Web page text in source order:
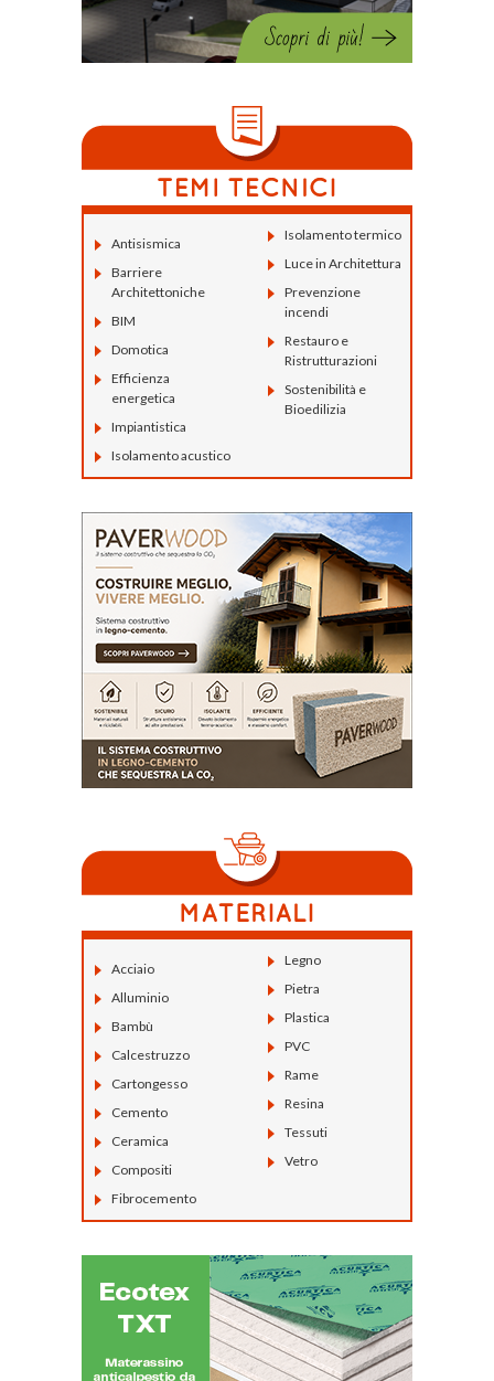
Antisismica
Barriere
Architettoniche
BIM
Domotica
Efficienza
energetica
Impiantistica
Isolamento acustico
Isolamento termico
Luce in Architettura
Prevenzione
incendi
Restauro e
Ristrutturazioni
Sostenibilità e
Bioedilizia
Acciaio
Alluminio
Bambù
Calcestruzzo
Cartongesso
Cemento
Ceramica
Compositi
Fibrocemento
Legno
Pietra
Plastica
PVC
Rame
Resina
Tessuti
Vetro